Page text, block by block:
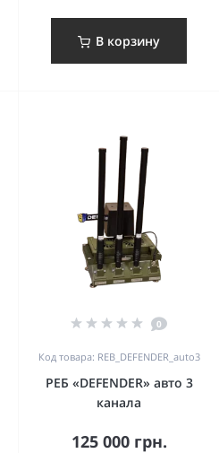
В корзину
0
Код товара: REB_DEFENDER_auto3
РЕБ «DEFENDER» авто 3
канала
125 000 грн.